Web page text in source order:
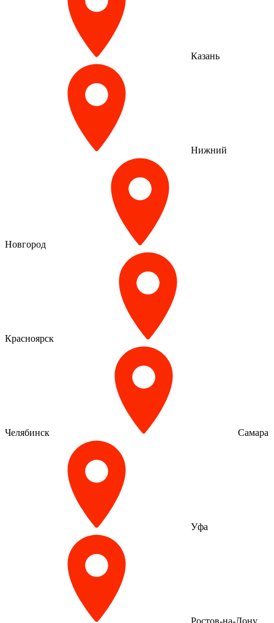
Казань
Нижний
Новгород
Красноярск
Челябинск Самара
Уфа
Ростов-на-Дону